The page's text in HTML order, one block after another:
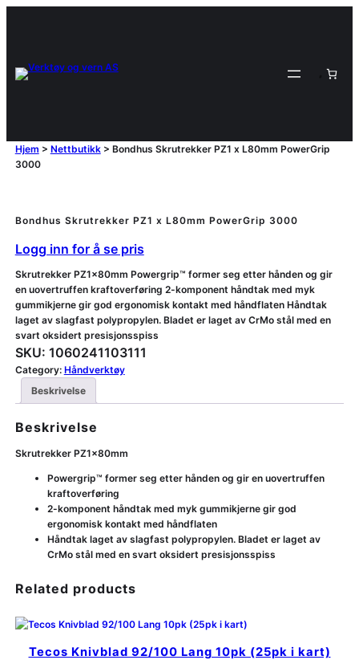
Hjem > Nettbutikk> Bondhus Skrutrekker PZ1 x L80mm PowerGrip
3000
Bondhus Skrutrekker PZ1 x L80mm PowerGrip 3000
Logg inn for å se pris
Skrutrekker PZ1x80mm Powergrip™ former seg etter hånden og gir
en uovertruffen kraftoverføring 2-komponent håndtak med myk
gummikjerne gir god ergonomisk kontakt med håndflaten Håndtak
laget av slagfast polypropylen. Bladet er laget av CrMo stål med en
svart oksidert presisjonsspiss
SKU: 1060241103111
Category: Håndverktøy
Beskrivelse
Beskrivelse
Skrutrekker PZ1x80mm
Powergrip™ former seg etter hånden og gir en uovertruffen
kraftoverføring
2-komponent håndtak med myk gummikjerne gir god
ergonomisk kontakt med håndflaten
Håndtak laget av slagfast polypropylen. Bladet er laget av
CrMo stål med en svart oksidert presisjonsspiss
Related products
Tecos Knivblad 92/100 Lang 10pk (25pk i kart)